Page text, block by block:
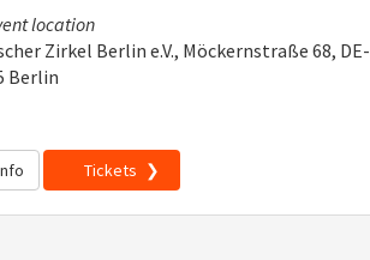
location
Zirkel Berlin e.V., Möckernstraße 68, DE-
Berlin
Tickets